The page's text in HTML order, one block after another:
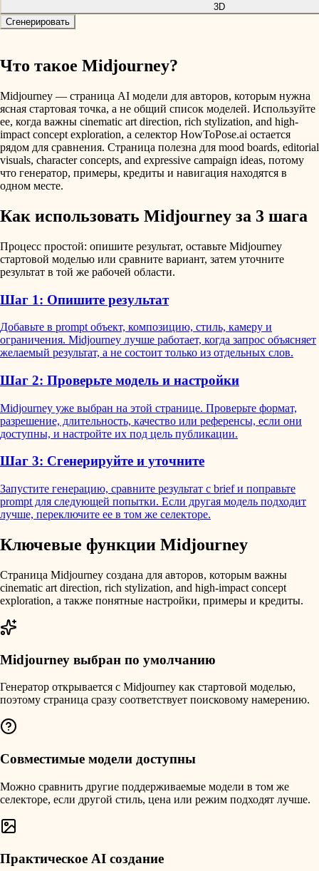
3D
Сгенерировать
Что такое Midjourney?
Midjourney — страница AI модели для авторов, которым нужна
ясная стартовая точка, а не общий список моделей. Используйте
ее, когда важны cinematic art direction, rich stylization, and high-
impact concept exploration, а селектор HowToPose.ai остается
рядом для сравнения. Страница полезна для mood boards, editorial
visuals, character concepts, and expressive campaign ideas, потому
что генератор, примеры, кредиты и навигация находятся в
одном месте.
Как использовать Midjourney за 3 шага
Процесс простой: опишите результат, оставьте Midjourney
стартовой моделью или сравните вариант, затем уточните
результат в той же рабочей области.
Шаг 1: Опишите результат
Добавьте в prompt объект, композицию, стиль, камеру и
ограничения. Midjourney лучше работает, когда запрос объясняет
желаемый результат, а не состоит только из отдельных слов.
Шаг 2: Проверьте модель и настройки
Midjourney уже выбран на этой странице. Проверьте формат,
разрешение, длительность, качество или референсы, если они
доступны, и настройте их под цель публикации.
Шаг 3: Сгенерируйте и уточните
Запустите генерацию, сравните результат с brief и поправьте
prompt для следующей попытки. Если другая модель подходит
лучше, переключите ее в том же селекторе.
Ключевые функции Midjourney
Страница Midjourney создана для авторов, которым важны
cinematic art direction, rich stylization, and high-impact concept
exploration, а также понятные настройки, примеры и кредиты.
Midjourney выбран по умолчанию
Генератор открывается с Midjourney как стартовой моделью,
поэтому страница сразу соответствует поисковому намерению.
Совместимые модели доступны
Можно сравнить другие поддерживаемые модели в том же
селекторе, если другой стиль, цена или режим подходят лучше.
Практическое AI создание